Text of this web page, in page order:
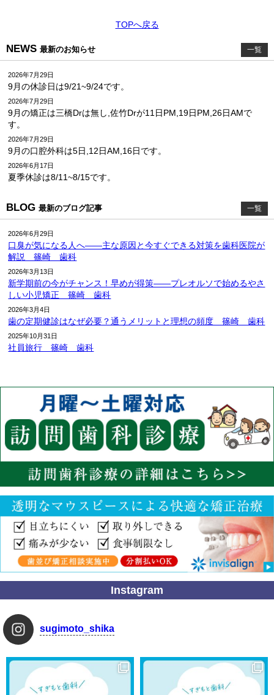
TOPへ戻る
NEWS 最新のお知らせ 一覧
2026年7月29日
9月の休診日は9/21~9/24です。
2026年7月29日
9月の矯正は三橋Drは無し,佐竹Drが11日PM,19日PM,26日AMで
す。
2026年7月29日
9月の口腔外科は5日,12日AM,16日です。
2026年6月17日
夏季休診は8/11~8/15です。
BLOG 最新のブログ記事 一覧
2026年6月29日
口臭が気になる人へ――主な原因と今すぐできる対策を歯科医院が
解説 篠崎 歯科
2026年3月13日
新学期前の今がチャンス！早めが得策――プレオルソで始めるやさ
しい小児矯正 篠崎 歯科
2026年3月4日
歯の定期健診はなぜ必要？通うメリットと理想の頻度 篠崎 歯科
2025年10月31日
社員旅行 篠崎 歯科
Instagram
sugimoto_shika